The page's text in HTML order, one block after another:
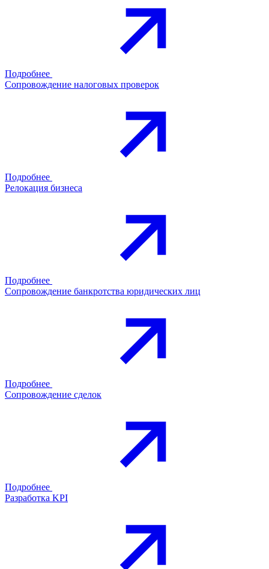
Подробнее
Сопровождение налоговых проверок
Подробнее
Релокация бизнеса
Подробнее
Сопровождение банкротства юридических лиц
Подробнее
Сопровождение сделок
Подробнее
Разработка KPI